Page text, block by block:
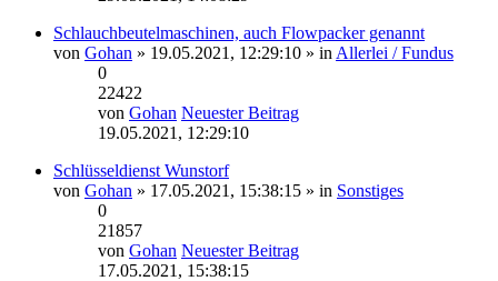
Schlauchbeutelmaschinen, auch Flowpacker genannt
von Gohan » 19.05.2021, 12:29:10 » in Allerlei / Fundus
0
22422
von Gohan Neuester Beitrag
19.05.2021, 12:29:10
Schlüsseldienst Wunstorf
von Gohan » 17.05.2021, 15:38:15 » in Sonstiges
0
21857
von Gohan Neuester Beitrag
17.05.2021, 15:38:15